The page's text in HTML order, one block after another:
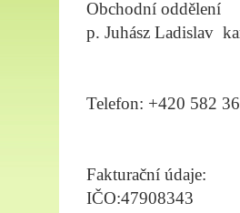
Obchodní oddělení
p. Juhász Ladislav
Telefon: +420 582
Fakturační údaje:
IČO:47908343